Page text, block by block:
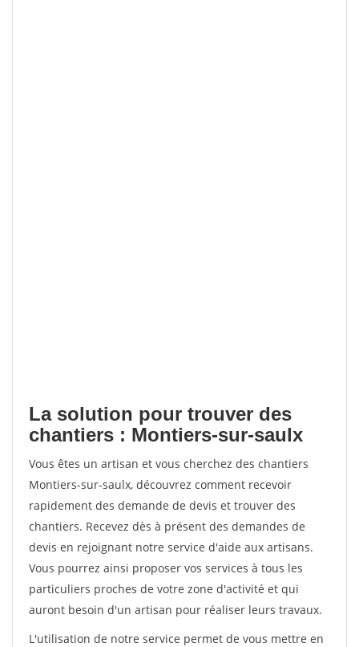
La solution pour trouver des
chantiers : Montiers-sur-saulx
Vous êtes un artisan et vous cherchez des chantiers
Montiers-sur-saulx, découvrez comment recevoir
rapidement des demande de devis et trouver des
chantiers. Recevez dès à présent des demandes de
devis en rejoignant notre service d'aide aux artisans.
Vous pourrez ainsi proposer vos services à tous les
particuliers proches de votre zone d'activité et qui
auront besoin d'un artisan pour réaliser leurs travaux.
L'utilisation de notre service permet de vous mettre en